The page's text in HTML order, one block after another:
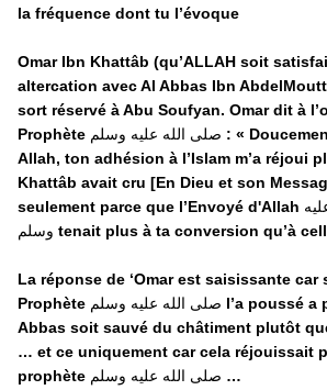
la fréquence dont tu l’évoque
Omar Ibn Khattâb (qu’ALLAH soit
altercation avec Al Abbas Ibn
sort réservé à Abu Soufyan. Omar dit à
Prophète
: «
Allah, ton adhésion à l’Islam m’a réjoui
Khattâb avait cru [En Dieu et son
seulement parce que l’Envoyé d'Allah
وسلم tenait plus à ta conversion qu’à
La réponse de ‘Omar est saisissante car
Prophète صلى الله عليه وسلم l’a poussé a
Abbas soit sauvé du châtiment plutôt
… et ce uniquement car cela réjouissait
prophète صلى الله عليه وسلم …